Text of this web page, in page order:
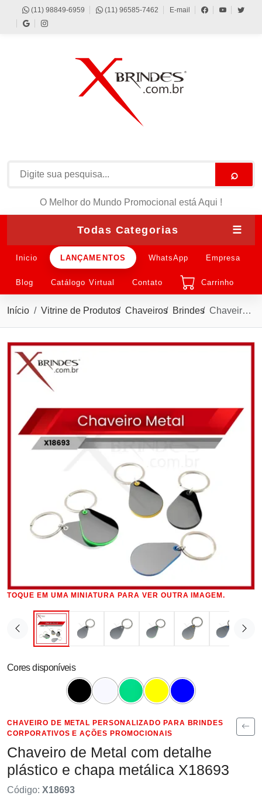
(11) 98849-6959 (11) 96585-7462 E-mail
⌕
O Melhor do Mundo Promocional está Aqui !
Todas Categorias ☰
Inicio LANÇAMENTOS WhatsApp Empresa
Blog Catálogo Virtual Contato Carrinho
Início Vitrine de Produtos Chaveiros Brindes Chaveiro de Metal com detalhe plástico e chapa metálica X18693
TOQUE EM UMA MINIATURA PARA VER OUTRA IMAGEM.
Cores disponíveis
CHAVEIRO DE METAL PERSONALIZADO PARA BRINDES
CORPORATIVOS E AÇÕES PROMOCIONAIS
Chaveiro de Metal com detalhe
plástico e chapa metálica X18693
Código: X18693